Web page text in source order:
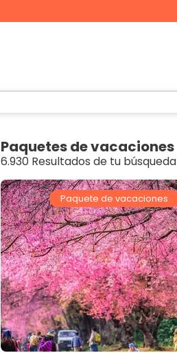
Paquetes de vacaciones
6.930 Resultados de tu búsqueda
Paquete de vacaciones